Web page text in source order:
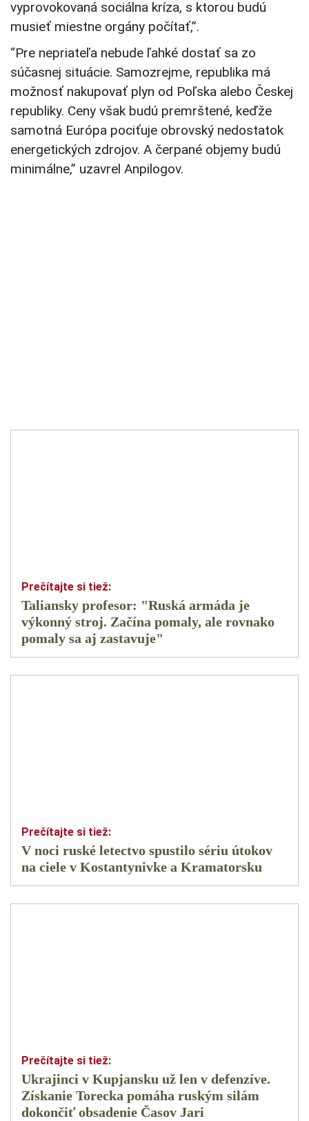
vyprovokovaná sociálna kríza, s ktorou budú
musieť miestne orgány počítať,”.
“Pre nepriateľa nebude ľahké dostať sa zo
súčasnej situácie. Samozrejme, republika má
možnosť nakupovať plyn od Poľska alebo Českej
republiky. Ceny však budú premrštené, keďže
samotná Európa pociťuje obrovský nedostatok
energetických zdrojov. A čerpané objemy budú
minimálne,” uzavrel Anpilogov.
Taliansky profesor: "Ruská armáda je
výkonný stroj. Začína pomaly, ale rovnako
pomaly sa aj zastavuje"
V noci ruské letectvo spustilo sériu útokov
na ciele v Kostantynivke a Kramatorsku
Ukrajinci v Kupjansku už len v defenzíve.
Získanie Torecka pomáha ruským silám
dokončiť obsadenie Časov Jari